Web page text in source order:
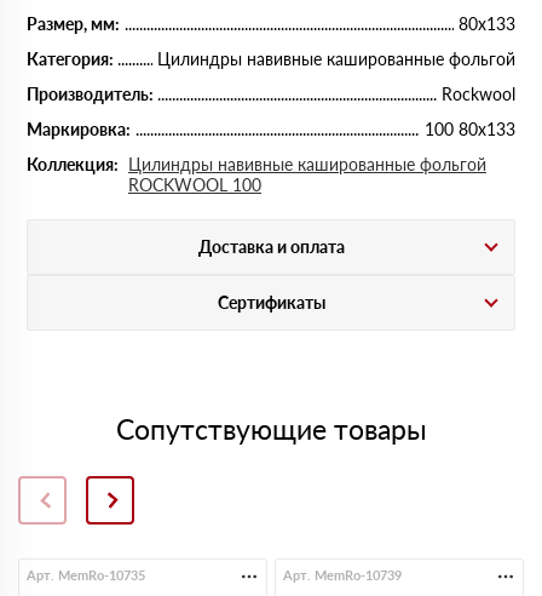
Размер, мм:
80х133
Категория:
Цилиндры навивные кашированные фольгой
Производитель:
Rockwool
Маркировка:
100 80х133
Коллекция: Цилиндры навивные кашированные фольгой
ROCKWOOL 100
Доставка и оплата
Сертификаты
Сопутствующие товары
Арт. MemRo-10735 Арт. MemRo-10739